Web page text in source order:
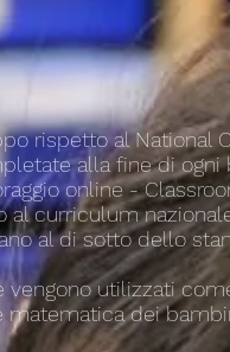
rispetto al National
alla fine di
online -
curriculum
al di sotto dello
utilizzati
dei